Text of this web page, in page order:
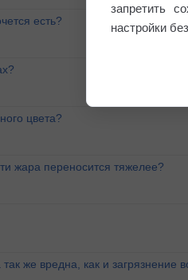
есть?
цвета?
жара переносится тяжелее?
же вредна, как и загрязнение
запретить
настройки